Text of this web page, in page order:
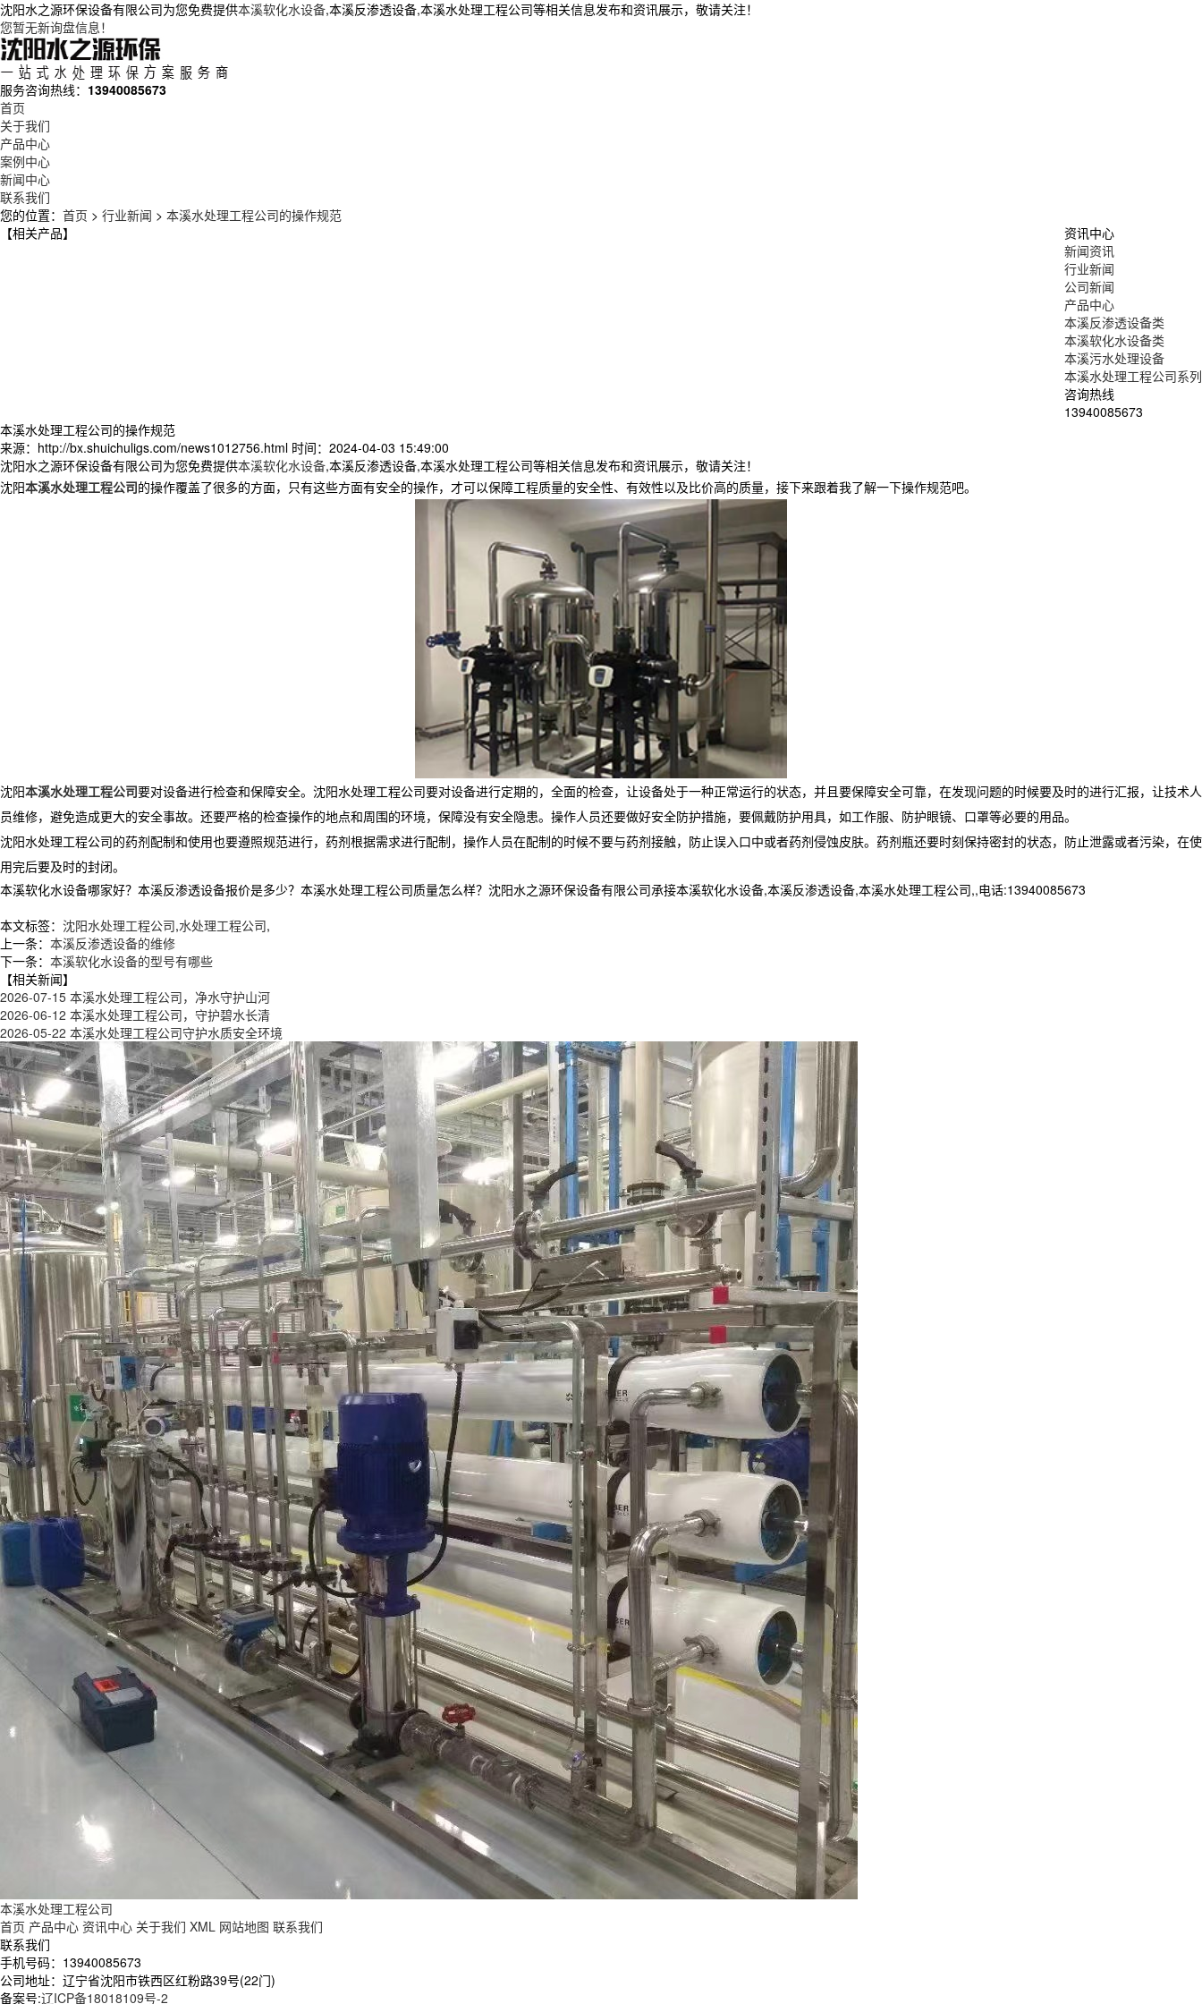
沈阳水之源环保设备有限公司为您免费提供本溪软化水设备,本溪反渗透设备,本溪水处理工程公司等相关信息发布和资讯展示，敬请关注！
您暂无新询盘信息！
服务咨询热线： 13940085673
首页
关于我们
产品中心
案例中心
新闻中心
联系我们
您的位置： 首页 > 行业新闻 > 本溪水处理工程公司的操作规范
资讯中心
新闻资讯
行业新闻
公司新闻
产品中心
本溪反渗透设备类
本溪软化水设备类
本溪污水处理设备
本溪水处理工程公司系列
咨询热线
13940085673
本溪水处理工程公司的操作规范
来源：http://bx.shuichuligs.com/news1012756.html 时间：2024-04-03 15:49:00
沈阳水之源环保设备有限公司为您免费提供本溪软化水设备,本溪反渗透设备,本溪水处理工程公司等相关信息发布和资讯展示，敬请关注！
沈阳本溪水处理工程公司的操作覆盖了很多的方面，只有这些方面有安全的操作，才可以保障工程质量的安全性、有效性以及比价高的质量，接下来跟着我了解一下操作规范吧。
沈阳本溪水处理工程公司要对设备进行检查和保障安全。沈阳水处理工程公司要对设备进行定期的，全面的检查，让设备处于一种正常运行的状态，并且要保障安全可靠，在发现问题的时候要及时的进行汇报，让技术人
员维修，避免造成更大的安全事故。还要严格的检查操作的地点和周围的环境，保障没有安全隐患。操作人员还要做好安全防护措施，要佩戴防护用具，如工作服、防护眼镜、口罩等必要的用品。
沈阳水处理工程公司的药剂配制和使用也要遵照规范进行，药剂根据需求进行配制，操作人员在配制的时候不要与药剂接触，防止误入口中或者药剂侵蚀皮肤。药剂瓶还要时刻保持密封的状态，防止泄露或者污染，在使
用完后要及时的封闭。
本溪软化水设备哪家好？本溪反渗透设备报价是多少？本溪水处理工程公司质量怎么样？沈阳水之源环保设备有限公司承接本溪软化水设备,本溪反渗透设备,本溪水处理工程公司,,电话:13940085673
本文标签： 沈阳水处理工程公司,水处理工程公司,
上一条： 本溪反渗透设备的维修
下一条： 本溪软化水设备的型号有哪些
【相关新闻】
2026-07-15 本溪水处理工程公司，净水守护山河
2026-06-12 本溪水处理工程公司，守护碧水长清
2026-05-22 本溪水处理工程公司守护水质安全环境
【相关产品】
本溪水处理工程公司
首页 产品中心 资讯中心 关于我们 XML 网站地图 联系我们
联系我们
手机号码：13940085673
公司地址：辽宁省沈阳市铁西区红粉路39号(22门)
备案号:辽ICP备18018109号-2